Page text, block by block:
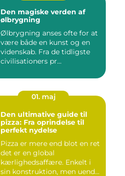
Den magiske verden af
ølbrygning
Ølbrygning anses ofte for at
være både en kunst og en
videnskab. Fra de tidligste
civilisationers pr...
01. maj
Den ultimative guide til
pizza: Fra oprindelse til
perfekt nydelse
Pizza er mere end blot en ret
det er en global
kærlighedsaffære. Enkelt i
sin konstruktion, men uend...